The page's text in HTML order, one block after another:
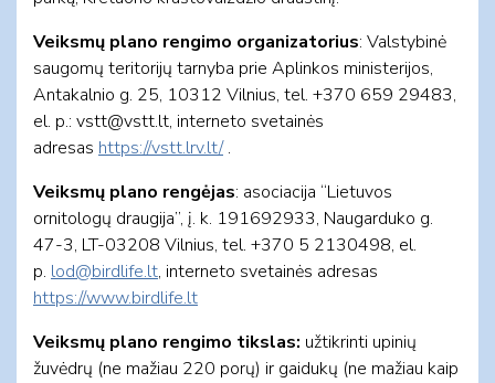
Veiksmų plano rengimo organizatorius: Valstybinė
saugomų teritorijų tarnyba prie Aplinkos ministerijos,
Antakalnio g. 25, 10312 Vilnius, tel. +370 659 29483,
el. p.: vstt@vstt.lt, interneto svetainės
adresas https://vstt.lrv.lt/.
Veiksmų plano rengėjas: asociacija “Lietuvos
ornitologų draugija”, į. k. 191692933, Naugarduko g.
47-3, LT-03208 Vilnius, tel. +370 5 2130498, el.
p. lod@birdlife.lt, interneto svetainės adresas
https://www.birdlife.lt
Veiksmų plano rengimo tikslas: užtikrinti upinių
žuvėdrų (ne mažiau 220 porų) ir gaidukų (ne mažiau kaip